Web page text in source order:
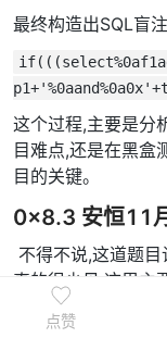
最终构造出SQL盲
这个过程,主要是分
目难点,还是在黑盒
目的关键。
0x8.3 安恒11
不得不说,这道题
真的很少见,这里主
因为一般注入点,想
点赞